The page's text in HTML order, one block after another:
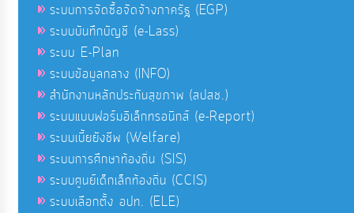
ระบบการจัดซื้อจัดจ้างภาครัฐ (EGP)
ระบบบันทึกบัญชี (e-Lass)
ระบบ E-Plan
ระบบข้อมูลกลาง (INFO)
สำนักงานหลักประกันสุขภาพ (สปสช.)
ระบบแบบฟอร์มอิเล็กทรอนิกส์ (e-Report)
ระบบเบี้ยยังชีพ (Welfare)
ระบบการศึกษาท้องถิ่น (SIS)
ระบบศูนย์เด็กเล็กท้องถิ่น (CCIS)
ระบบเลือกตั้ง อปท. (ELE)